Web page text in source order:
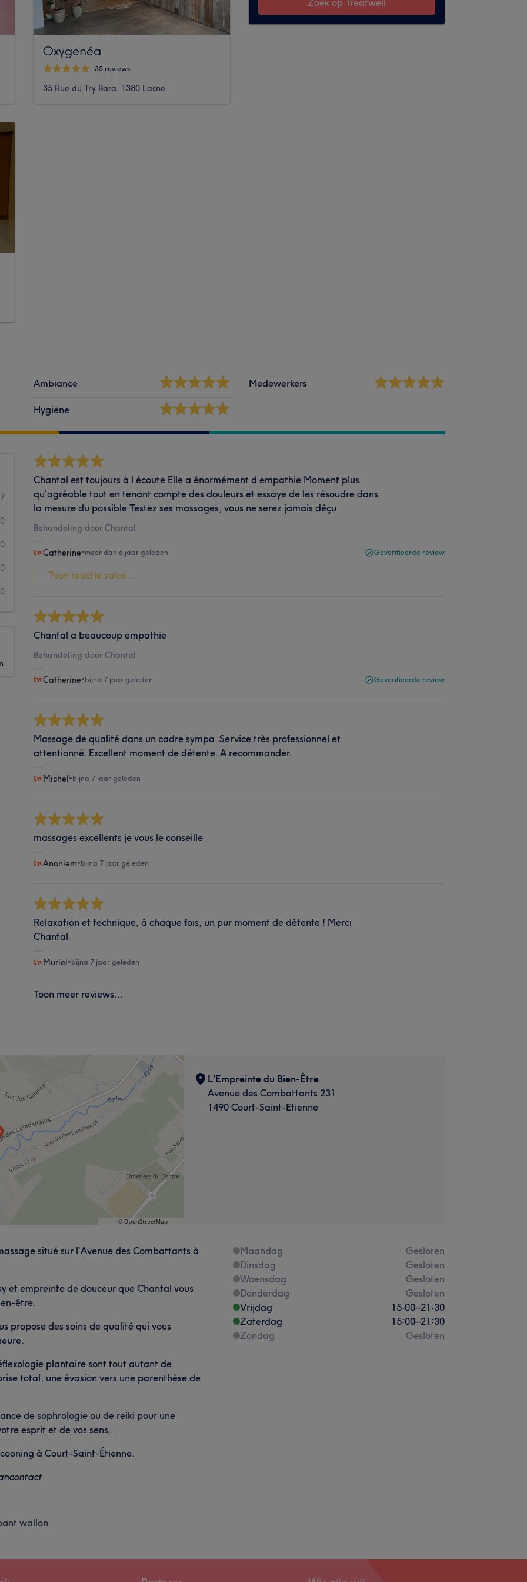
Oxygenéa
35 reviews
35 Rue du Try Bara, 1380 Lasne
Ambiance
Hygiëne
Medewerkers
7
0
0
0
0
Chantal est toujours à l écoute Elle a énormément d empathie Moment plus
qu’agréable tout en tenant compte des douleurs et essaye de les résoudre dans
la mesure du possible Testez ses massages, vous ne serez jamais déçu
Behandeling door Chantal
Catherine•meer dan 6 jaar geleden Geverifieerde review
Toon reactie salon...
Chantal a beaucoup empathie
Behandeling door Chantal
Catherine•bijna 7 jaar geleden Geverifieerde review
Massage de qualité dans un cadre sympa. Service très professionnel et
attentionné. Excellent moment de détente. A recommander.
Michel•bijna 7 jaar geleden
massages excellents je vous le conseille
Anoniem•bijna 7 jaar geleden
Relaxation et technique, à chaque fois, un pur moment de détente ! Merci
Chantal
Muriel•bijna 7 jaar geleden
Toon meer reviews...
L'Empreinte du Bien-Être
Avenue des Combattants 231
1490 Court-Saint-Etienne
situé sur l’Avenue des Combattants à
et empreinte de douceur que Chantal vous
être.
propose des soins de qualité qui vous
plantaire sont tout autant de
total, une évasion vers une parenthèse de
de sophrologie ou de reiki pour une
esprit et de vos sens.
à Court-Saint-Étienne.
Maandag
Gesloten
Dinsdag
Gesloten
Woensdag
Gesloten
Donderdag
Gesloten
Vrijdag
15:00–21:30
Zaterdag
15:00–21:30
Zondag
Gesloten
wallon